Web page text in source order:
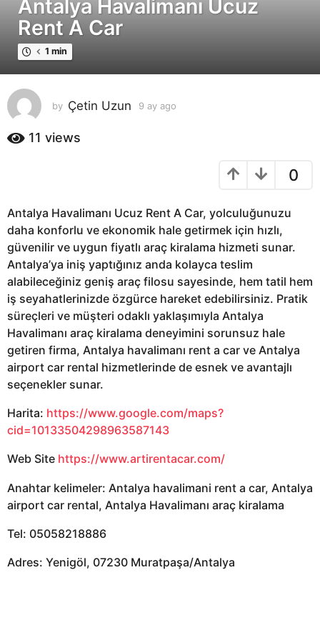
y
a
g
9
a
a
Antalya Havalimanı Ucuz
Rent A Car
1 min
by Çetin Uzun 9 ay ago
11 views
0
Antalya Havalimanı Ucuz Rent A Car, yolculuğunuzu
daha konforlu ve ekonomik hale getirmek için hızlı,
güvenilir ve uygun fiyatlı araç kiralama hizmeti sunar.
Antalya’ya iniş yaptığınız anda kolayca teslim
alabileceğiniz geniş araç filosu sayesinde, hem tatil hem
iş seyahatlerinizde özgürce hareket edebilirsiniz. Pratik
süreçleri ve müşteri odaklı yaklaşımıyla Antalya
Havalimanı araç kiralama deneyimini sorunsuz hale
getiren firma, Antalya havalimanı rent a car ve Antalya
airport car rental hizmetlerinde de esnek ve avantajlı
seçenekler sunar.
Harita: https://www.google.com/maps?
cid=10133504298963587143
Web Site https://www.artirentacar.com/
Anahtar kelimeler: Antalya havalimani rent a car, Antalya
airport car rental, Antalya Havalimanı araç kiralama
Tel: 05058218886
Adres: Yenigöl, 07230 Muratpaşa/Antalya